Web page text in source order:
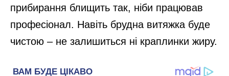
прибирання блищить так, ніби працював
професіонал. Навіть брудна витяжка буде
чистою – не залишиться ні краплинки жиру.